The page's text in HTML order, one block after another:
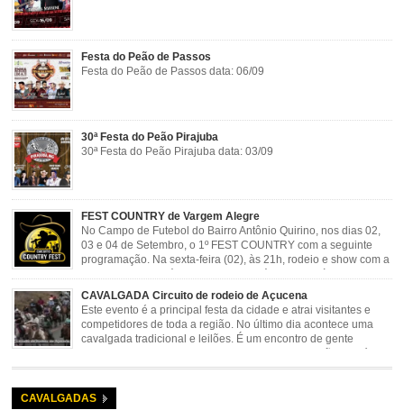
Festa do Peão de Passos
Festa do Peão de Passos data: 06/09
30ª Festa do Peão Pirajuba
30ª Festa do Peão Pirajuba data: 03/09
FEST COUNTRY de Vargem Alegre
No Campo de Futebol do Bairro Antônio Quirino, nos dias 02,
03 e 04 de Setembro, o 1º FEST COUNTRY com a seguinte
programação. Na sexta-feira (02), às 21h, rodeio e show com a
dupla sertaneja Cássio e Reynado; sábado (03), às 21h,
rodeio e shows com o Trio Pé de Cedro e o Trio […]
CAVALGADA Circuito de rodeio de Açucena
Este evento é a principal festa da cidade e atrai visitantes e
competidores de toda a região. No último dia acontece uma
cavalgada tradicional e leilões. É um encontro de gente
Rosa Guimarães, Açucena Data: Setembro
CAVALGADAS